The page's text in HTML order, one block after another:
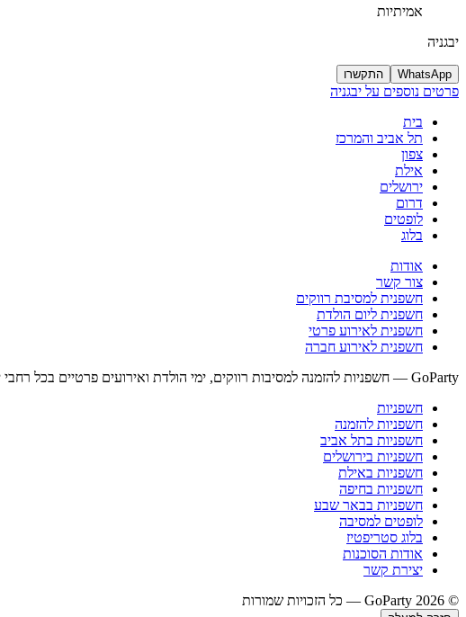
אמיתיות
יבגניה
WhatsApp התקשרו
פרטים נוספים על יבגניה
בית
תל אביב והמרכז
צפון
אילת
ירושלים
דרום
לופטים
בלוג
אודות
צור קשר
חשפנית למסיבת רווקים
חשפנית ליום הולדת
חשפנית לאירוע פרטי
חשפנית לאירוע חברה
GoParty — חשפניות להזמנה למסיבות רווקים, ימי הולדת ואירועים פרטיים בכל רחבי ישראל. זמינים 24/7, דיסקרטיות מלאה, הגעה לפי תיאום.
חשפניות
חשפניות להזמנה
חשפניות בתל אביב
חשפניות בירושלים
חשפניות באילת
חשפניות בחיפה
חשפניות בבאר שבע
לופטים למסיבה
בלוג סטריפטיז
אודות הסוכנות
יצירת קשר
© 2026 GoParty — כל הזכויות שמורות